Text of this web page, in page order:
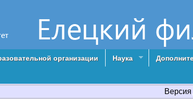
организации Наука